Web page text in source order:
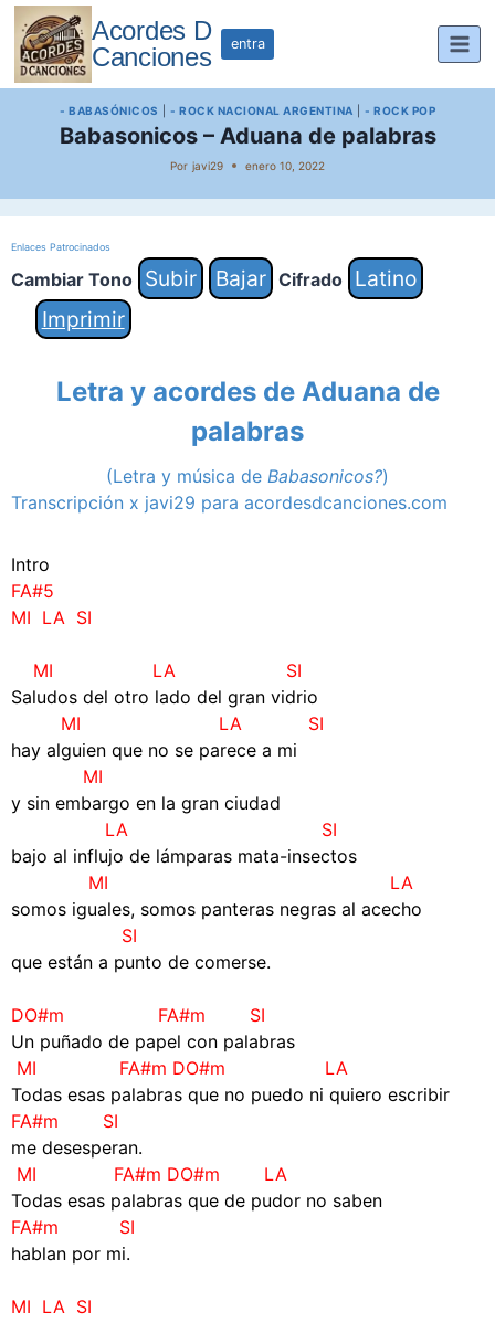
Saltar
contenido
Acordes D
Canciones
entra
- BABASÓNICOS - ROCK NACIONAL ARGENTINA - ROCK POP
Babasonicos – Aduana de palabras
Por javi29 enero 10, 2022
Enlaces Patrocinados
Cambiar Tono Subir Bajar Cifrado
Latino
Imprimir
Letra y acordes de Aduana de
palabras
(Letra y música de Babasonicos?)
Transcripción x javi29 para acordesdcanciones.com
Intro
FA#5
MI LA SI
MI LA SI
Saludos del otro lado del gran vidrio
MI LA SI
hay alguien que no se parece a mi
MI
y sin embargo en la gran ciudad
LA SI
bajo al influjo de lámparas mata-insectos
MI LA
somos iguales, somos panteras negras al acecho
SI
que están a punto de comerse.
DO#m FA#m SI
Un puñado de papel con palabras
MI FA#m DO#m LA
Todas esas palabras que no puedo ni quiero escribir
FA#m SI
me desesperan.
MI FA#m DO#m LA
Todas esas palabras que de pudor no saben
FA#m SI
hablan por mi.
MI LA SI